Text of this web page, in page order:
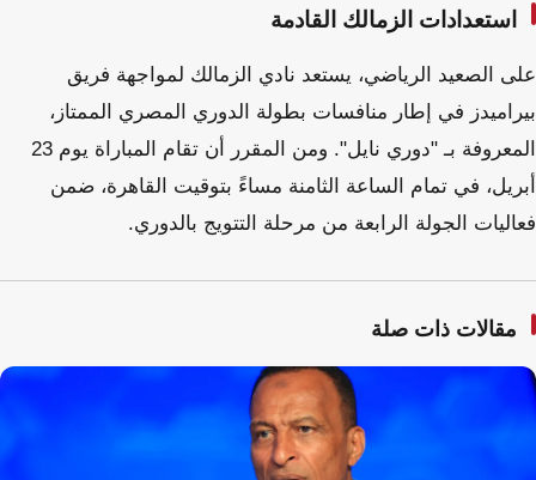
استعدادات الزمالك القادمة
على الصعيد الرياضي، يستعد نادي الزمالك لمواجهة فريق
بيراميدز في إطار منافسات بطولة الدوري المصري الممتاز،
المعروفة بـ "دوري نايل". ومن المقرر أن تقام المباراة يوم 23
أبريل، في تمام الساعة الثامنة مساءً بتوقيت القاهرة، ضمن
فعاليات الجولة الرابعة من مرحلة التتويج بالدوري.
مقالات ذات صلة